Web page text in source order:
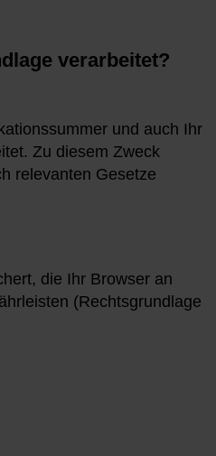
verarbeitet?
und auch Ihr
Zu diesem Zweck
relevanten Gesetze
die Ihr Browser an
(Rechtsgrundlage